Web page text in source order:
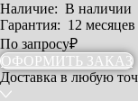
Наличие: В наличии
Гарантия: 12 месяцев
По запросу₽
ОФОРМИТЬ ЗАКАЗ
Доставкав любую